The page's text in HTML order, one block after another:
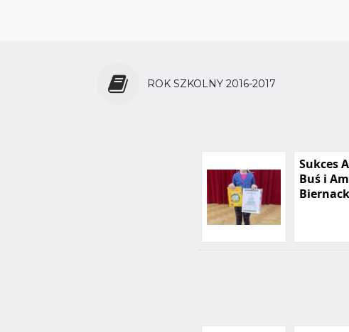
ROK SZKOLNY 2016-2017
Sukces
Buś i